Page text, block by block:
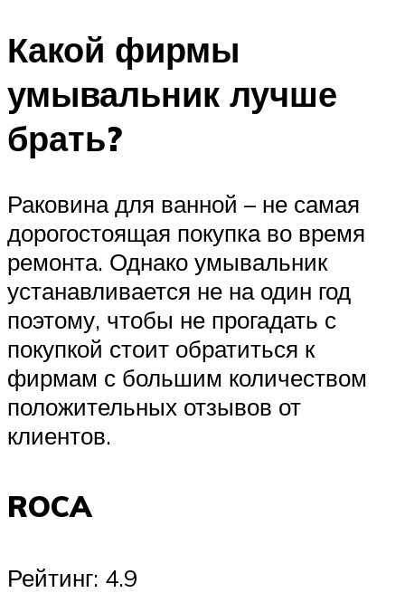
Какой фирмы
умывальник лучше
брать?
Раковина для ванной – не самая
дорогостоящая покупка во время
ремонта. Однако умывальник
устанавливается не на один год
поэтому, чтобы не прогадать с
покупкой стоит обратиться к
фирмам с большим количеством
положительных отзывов от
клиентов.
ROCA
Рейтинг: 4.9